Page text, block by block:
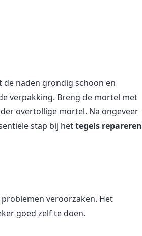
de naden grondig schoon en
verpakking. Breng de mortel met
overtollige mortel. Na ongeveer
stap bij hettegels repareren
veroorzaken. Het
goed zelf te doen.